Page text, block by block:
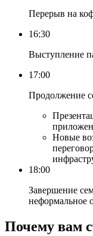
Перерыв на
16:30
Выступление
17:00
Продолжение
Новые
18:00
Завершение
неформальное
Почему вам